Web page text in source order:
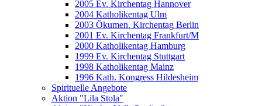
2005 Ev. Kirchentag Hannover
2004 Katholikentag Ulm
2003 Ökumen. Kirchentag Berlin
2001 Ev. Kirchentag Frankfurt/M
2000 Katholikentag Hamburg
1999 Ev. Kirchentag Stuttgart
1998 Katholikentag Mainz
1996 Kath. Kongress Hildesheim
Spirituelle Angebote
Aktion "Lila Stola"